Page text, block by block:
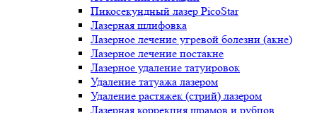
Пикосекундный лазер PicoStar
Лазерная шлифовка
Лазерное лечение угревой болезни (акне)
Лазерное лечение постакне
Лазерное удаление татуировок
Удаление татуажа лазером
Удаление растяжек (стрий) лазером
Лазерная коррекция шрамов и рубцов